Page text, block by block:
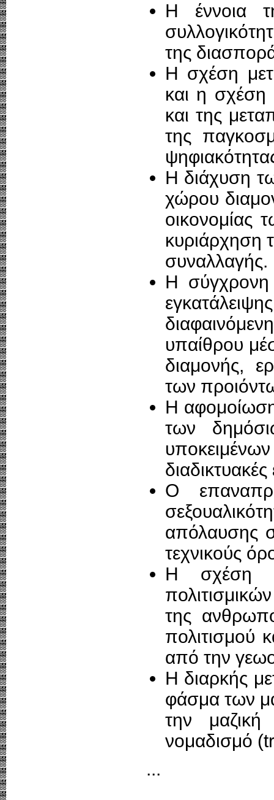
Η έννοια
της
Η σχέση
και η σχέση
και της
της
Η διάχυση
χώρου
οικονομίας
κυριάρχηση
συναλλαγής.
Η σύγχρονη
υπαίθρου
διαμονής,
των
Η
των
διαδικτυακές
Ο
απόλαυσης
τεχνικούς
Η σχέση
της
πολιτισμού
από την
Η διαρκής
φάσμα των
την μαζική
νομαδισμό
...